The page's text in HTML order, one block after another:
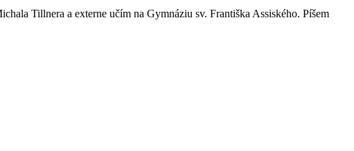
Tillnera a externe učím na Gymnáziu sv. Františka Assiského. Píšem